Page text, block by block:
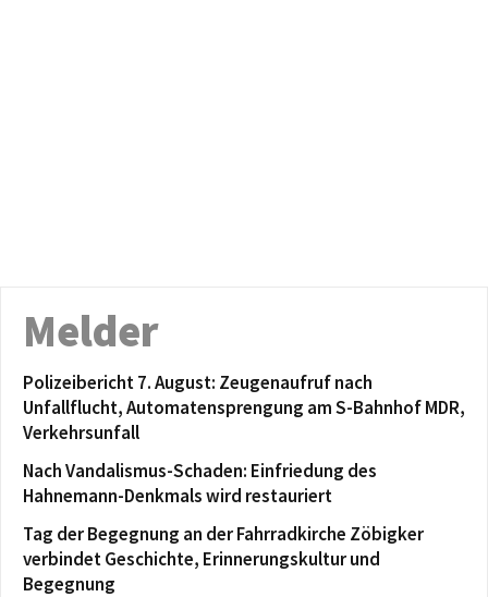
Melder
Polizeibericht 7. August: Zeugenaufruf nach
Unfallflucht, Automatensprengung am S-Bahnhof MDR,
Verkehrsunfall
Nach Vandalismus-Schaden: Einfriedung des
Hahnemann-Denkmals wird restauriert
Tag der Begegnung an der Fahrradkirche Zöbigker
verbindet Geschichte, Erinnerungskultur und
Begegnung